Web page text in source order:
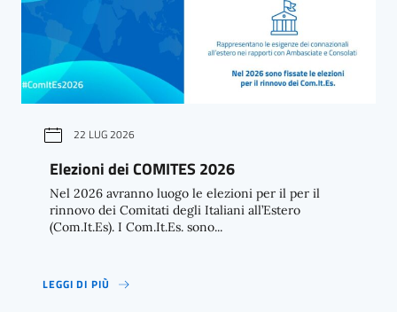
22 LUG 2026
Elezioni dei COMITES 2026
Nel 2026 avranno luogo le elezioni per il per il
rinnovo dei Comitati degli Italiani all’Estero
(Com.It.Es). I Com.It.Es. sono...
LEGGI DI PIÙ